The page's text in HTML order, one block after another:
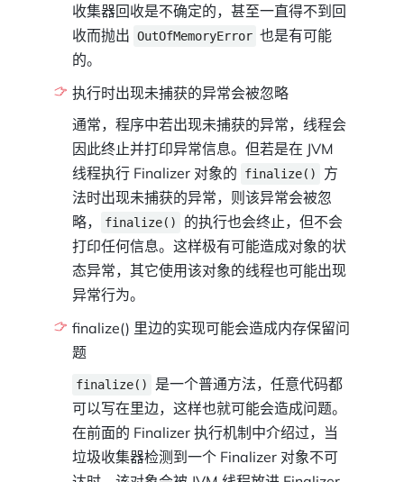
收集器回收是不确定的，甚至一直得不到回
收而抛出 OutOfMemoryError 也是有可能
的。
执行时出现未捕获的异常会被忽略
通常，程序中若出现未捕获的异常，线程会
因此终止并打印异常信息。但若是在 JVM
线程执行 Finalizer 对象的
finalize()
方
法时出现未捕获的异常，则该异常会被忽
略，
finalize()
的执行也会终止，但不会
打印任何信息。这样极有可能造成对象的状
态异常，其它使用该对象的线程也可能出现
异常行为。
finalize() 里边的实现可能会造成内存保留问
题
finalize()
是一个普通方法，任意代码都
可以写在里边，这样也就可能会造成问题。
在前面的 Finalizer 执行机制中介绍过，当
垃圾收集器检测到一个 Finalizer 对象不可